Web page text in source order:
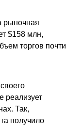
рыночная
$158 млн,
торгов почти
реализует
Так,
получило